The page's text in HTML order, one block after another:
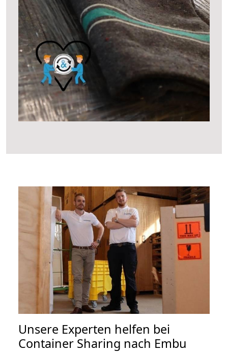
Unsere Experten helfen bei
Container Sharing nach Embu